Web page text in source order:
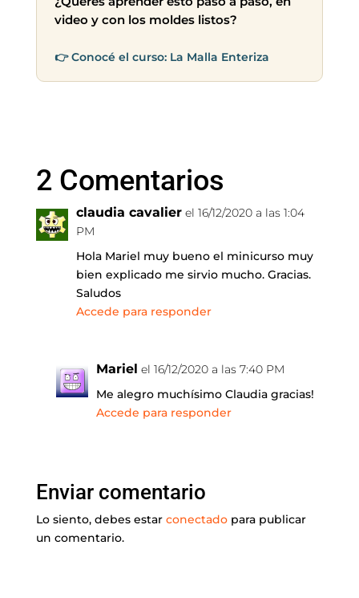
video y con los moldes listos?
👉 Conocé el curso: La Malla Enteriza
2 Comentarios
claudia cavalier el 16/12/2020 a las 1:04
PM
Hola Mariel muy bueno el minicurso muy
bien explicado me sirvio mucho. Gracias.
Saludos
Accede para responder
Mariel el 16/12/2020 a las 7:40 PM
Me alegro muchísimo Claudia gracias!
Accede para responder
Enviar comentario
Lo siento, debes estar conectadopara publicar
un comentario.